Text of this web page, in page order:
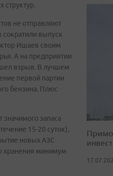
структур.
не отправляют
выпуск
Ишаев своим
А на предприятии
взрыв. В лучшем
первой партии
бензина. Плюс
запаса
15-20 суток),
новых АЗС
хранения минимум